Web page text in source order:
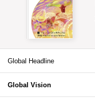
Global Headline
Global Vision